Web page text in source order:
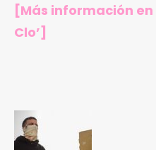
[Más información en
Clo’]